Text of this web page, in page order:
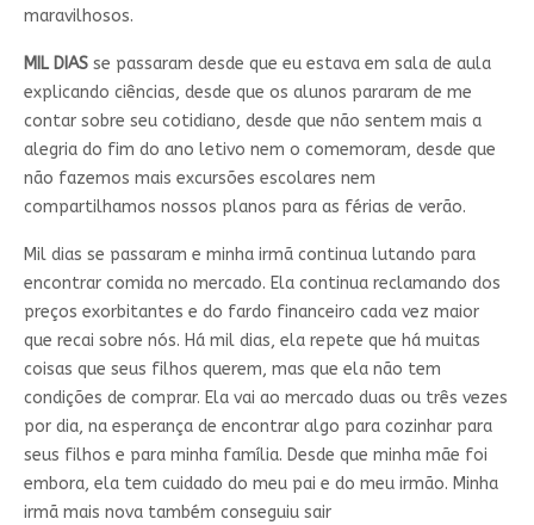
maravilhosos.
MIL DIASse passaram desde que eu estava em sala de aula
explicando ciências, desde que os alunos pararam de me
contar sobre seu cotidiano, desde que não sentem mais a
alegria do fim do ano letivo nem o comemoram, desde que
não fazemos mais excursões escolares nem
compartilhamos nossos planos para as férias de verão.
Mil dias se passaram e minha irmã continua lutando para
encontrar comida no mercado. Ela continua reclamando dos
preços exorbitantes e do fardo financeiro cada vez maior
que recai sobre nós. Há mil dias, ela repete que há muitas
coisas que seus filhos querem, mas que ela não tem
condições de comprar. Ela vai ao mercado duas ou três vezes
por dia, na esperança de encontrar algo para cozinhar para
seus filhos e para minha família. Desde que minha mãe foi
embora, ela tem cuidado do meu pai e do meu irmão. Minha
irmã mais nova também conseguiu sair